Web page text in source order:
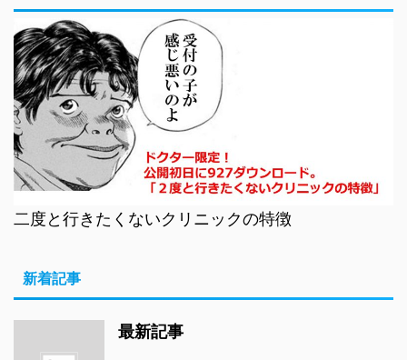
二度と行きたくないクリニックの特徴
新着記事
最新記事